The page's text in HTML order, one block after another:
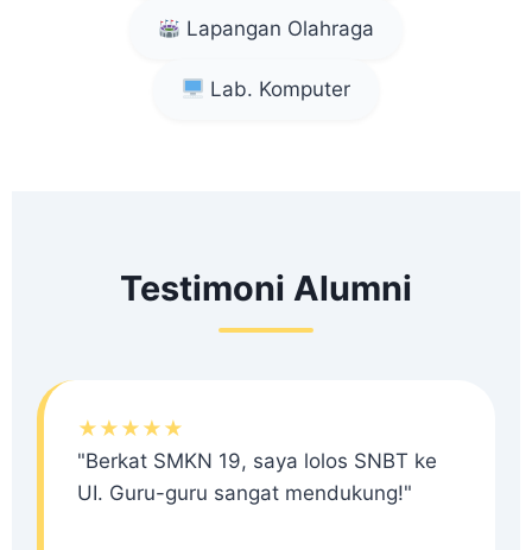
Lapangan Olahraga
Lab. Komputer
Testimoni Alumni
★★★★★
"Berkat SMKN 19, saya lolos SNBT ke
UI. Guru-guru sangat mendukung!"